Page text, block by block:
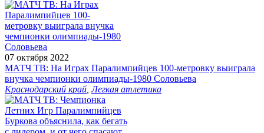
07 октября 2022
МАТЧ ТВ: На Играх Паралимпийцев 100-метровку выиграла
внучка чемпионки олимпиады-1980 Соловьева
Краснодарский край ,Легкая атлетика